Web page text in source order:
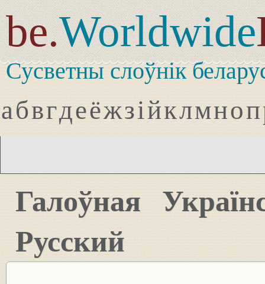
be.Worldwide
Сусветны слоўнік
абвгдеёжзійклмноп
Галоўная
Русский